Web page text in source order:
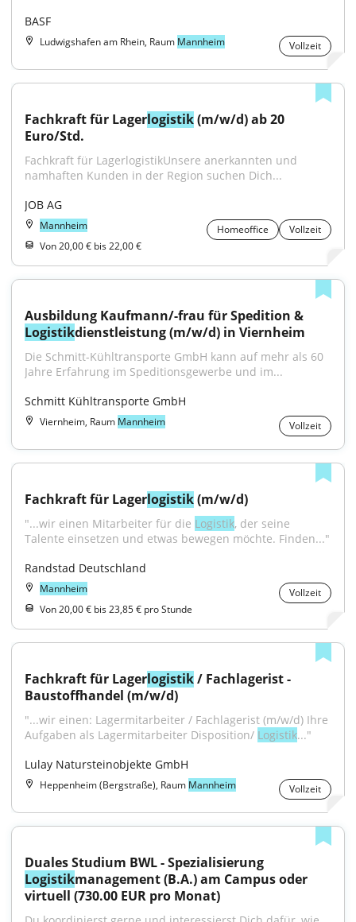
BASF
Ludwigshafen am Rhein, Raum Mannheim Vollzeit
Fachkraft für Lagerlogistik (m/w/d) ab 20
Euro/Std.
Fachkraft für LagerlogistikUnsere anerkannten und
namhaften Kunden in der Region suchen Dich...
JOB AG
Mannheim Homeoffice
Vollzeit
Von 20,00 € bis 22,00 €
Logistikdienstleistung (m/w/d) in Viernheim
Die Schmitt-Kühltransporte GmbH kann auf mehr als 60
Jahre Erfahrung im Speditionsgewerbe und im...
Schmitt Kühltransporte GmbH
Viernheim, Raum Mannheim Vollzeit
Fachkraft für Lagerlogistik (m/w/d)
"...wir einen Mitarbeiter für die Logistik, der seine
Talente einsetzen und etwas bewegen möchte. Finden..."
Randstad Deutschland
Mannheim
Vollzeit
Von 20,00 € bis 23,85 € pro Stunde
Fachkraft für Lagerlogistik / Fachlagerist -
Baustoffhandel (m/w/d)
"...wir einen: Lagermitarbeiter / Fachlagerist (m/w/d) Ihre
Aufgaben als Lagermitarbeiter Disposition/ Logistik..."
Lulay Natursteinobjekte GmbH
Heppenheim (Bergstraße), Raum Mannheim Vollzeit
Logistikmanagement (B.A.) am Campus oder
virtuell (730.00 EUR pro Monat)